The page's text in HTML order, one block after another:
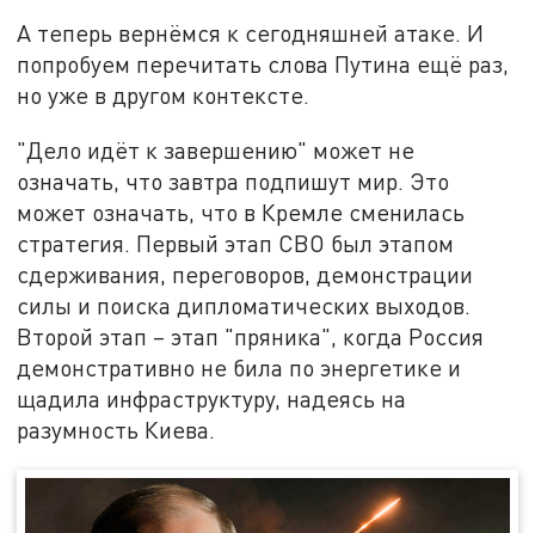
А теперь вернёмся к сегодняшней атаке. И
попробуем перечитать слова Путина ещё раз,
но уже в другом контексте.
"Дело идёт к завершению" может не
означать, что завтра подпишут мир. Это
может означать, что в Кремле сменилась
стратегия. Первый этап СВО был этапом
сдерживания, переговоров, демонстрации
силы и поиска дипломатических выходов.
Второй этап – этап "пряника", когда Россия
демонстративно не била по энергетике и
щадила инфраструктуру, надеясь на
разумность Киева.